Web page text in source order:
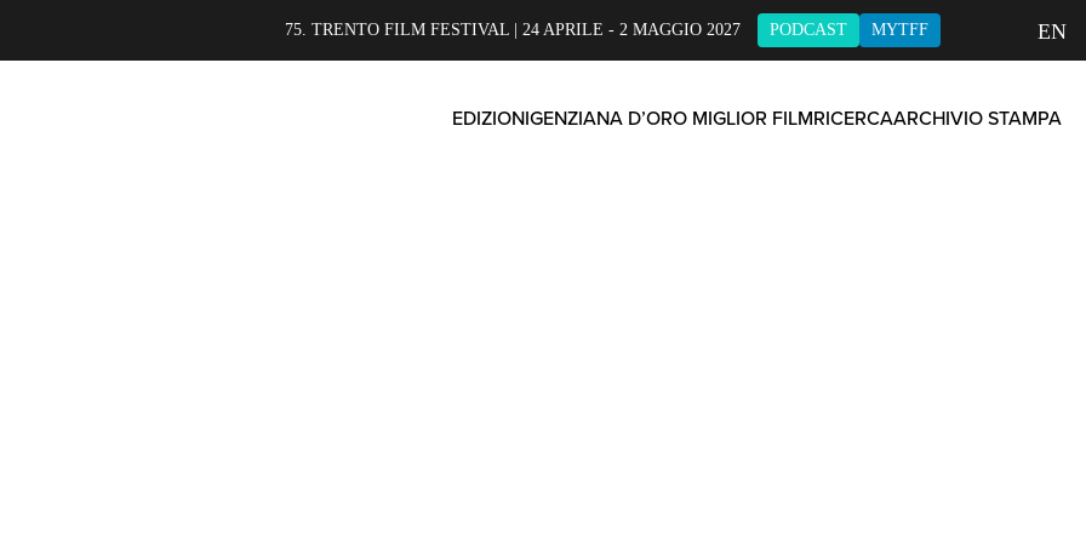
75. TRENTO FILM FESTIVAL | 24 APRILE - 2 MAGGIO 2027 PODCAST MYTFF EN
EDIZIONIGENZIANA D’ORO MIGLIOR FILMRICERCAARCHIVIO STAMPA